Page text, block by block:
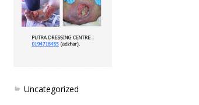
Uncategorized